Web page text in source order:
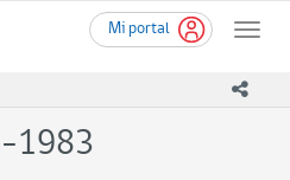
Mi portal
Toggle
1983